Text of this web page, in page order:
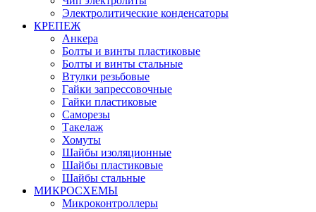
Электролитические конденсаторы
КРЕПЕЖ
Анкера
Болты и винты пластиковые
Болты и винты стальные
Втулки резьбовые
Гайки запрессовочные
Гайки пластиковые
Саморезы
Такелаж
Хомуты
Шайбы изоляционные
Шайбы пластиковые
Шайбы стальные
МИКРОСХЕМЫ
Микроконтроллеры